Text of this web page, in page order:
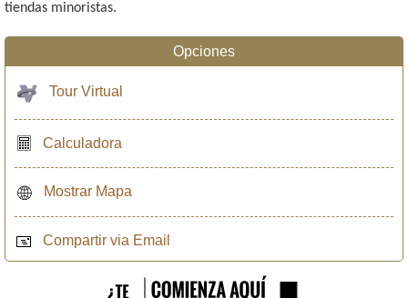
tiendas minoristas.
Opciones
Tour Virtual
Calculadora
Mostrar Mapa
Compartir via Email